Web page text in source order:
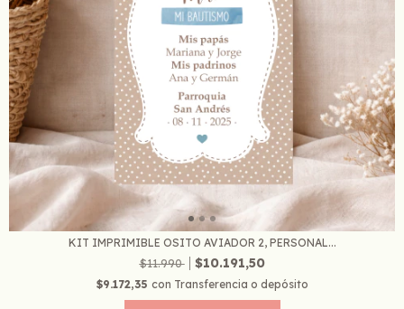
KIT IMPRIMIBLE OSITO AVIADOR 2, PERSONAL...
$11.990
$10.191,50
$9.172,35 con Transferencia o depósito